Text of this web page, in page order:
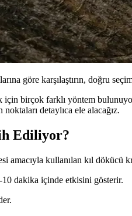
göre karşılaştırın, doğru
için birçok farklı yöntem
detaylıca ele alacağız.
Ediliyor?
kullanılan kıl dökücü
dakika içinde etkisini gösterir.